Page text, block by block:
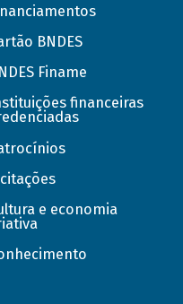
BNDES
Finame
financeiras
e economia